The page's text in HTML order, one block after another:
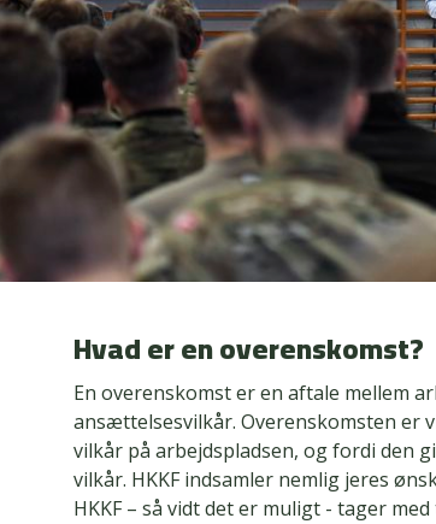
Hvad er en overenskomst?
En overenskomst er en aftale mellem
ansættelsesvilkår. Overenskomsten
vilkår på arbejdspladsen, og fordi den
vilkår. HKKF indsamler nemlig jeres
HKKF – så vidt det er muligt - tager